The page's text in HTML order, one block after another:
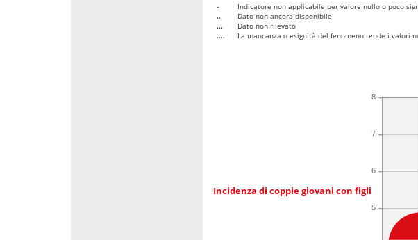
-
Indicatore non applicabile per valore nullo o poco
..
Dato non ancora disponibile
...
Dato non rilevato
....
La mancanza o esiguità del fenomeno rende i valori
Incidenza di coppie giovani con figli
5
6
7
8